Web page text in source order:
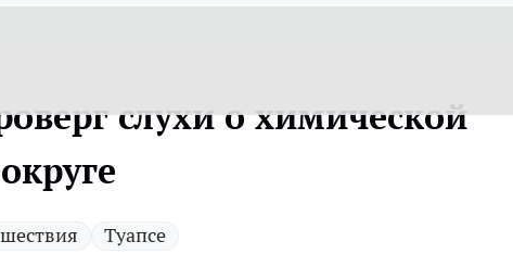
слухи о химической
Туапсе